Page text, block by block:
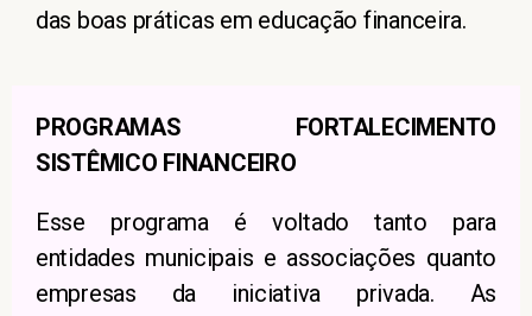
das boas práticas em educação financeira.
PROGRAMAS FORTALECIMENTO
SISTÊMICO FINANCEIRO
Esse programa é voltado tanto para
entidades municipais e associações quanto
empresas da iniciativa privada. As